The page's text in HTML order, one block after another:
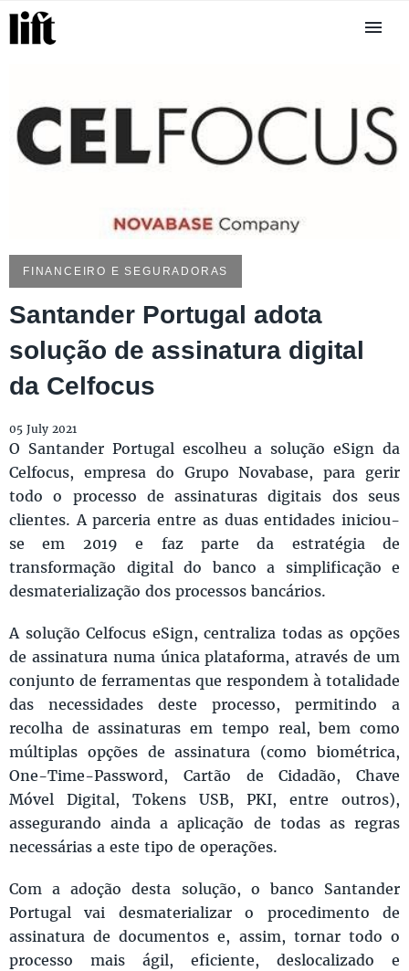
FINANCEIRO E SEGURADORAS
Santander Portugal adota
solução de assinatura digital
da Celfocus
05 July 2021
O Santander Portugal escolheu a solução eSign da
Celfocus, empresa do Grupo Novabase, para gerir
todo o processo de assinaturas digitais dos seus
clientes. A parceria entre as duas entidades iniciou-
se em 2019 e faz parte da estratégia de
transformação digital do banco a simplificação e
desmaterialização dos processos bancários.
A solução Celfocus eSign, centraliza todas as opções
de assinatura numa única plataforma, através de um
conjunto de ferramentas que respondem à totalidade
das necessidades deste processo, permitindo a
recolha de assinaturas em tempo real, bem como
múltiplas opções de assinatura (como biométrica,
One-Time-Password, Cartão de Cidadão, Chave
Móvel Digital, Tokens USB, PKI, entre outros),
assegurando ainda a aplicação de todas as regras
necessárias a este tipo de operações.
Com a adoção desta solução, o banco Santander
Portugal vai desmaterializar o procedimento de
assinatura de documentos e, assim, tornar todo o
processo mais ágil, eficiente, deslocalizado e